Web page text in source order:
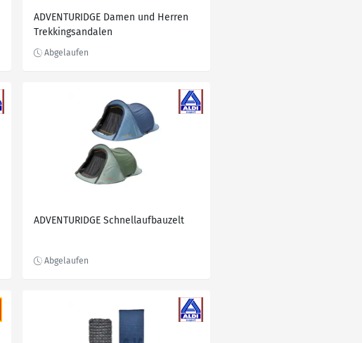
ADVENTURIDGE Damen und Herren
Trekkingsandalen
ADVENTURIDGE Schnellaufbauzelt